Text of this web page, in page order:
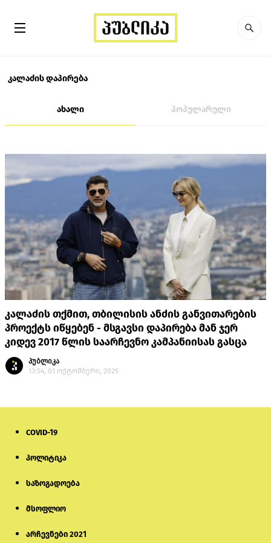
კალაძის დაპირება
ახალი პოპულარული
კალაძის თქმით, თბილისის ანძის განვითარების
პროექტს იწყებენ - მსგავსი დაპირება მან ჯერ
კიდევ 2017 წლის საარჩევნო კამპანიისას გასცა
პუბლიკა
13:54, 01 ოქტომბერი, 2025
COVID-19
პოლიტიკა
საზოგადოება
მსოფლიო
არჩევნები 2021